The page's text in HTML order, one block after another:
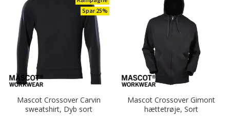
Spar 25%
Mascot Crossover Carvin
sweatshirt, Dyb sort
Mascot Crossover Gimont
hættetrøje, Sort